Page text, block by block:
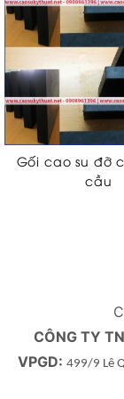
Gối cao su đỡ
cầu
CÔNG TY
VPGD: 499/9 Lê